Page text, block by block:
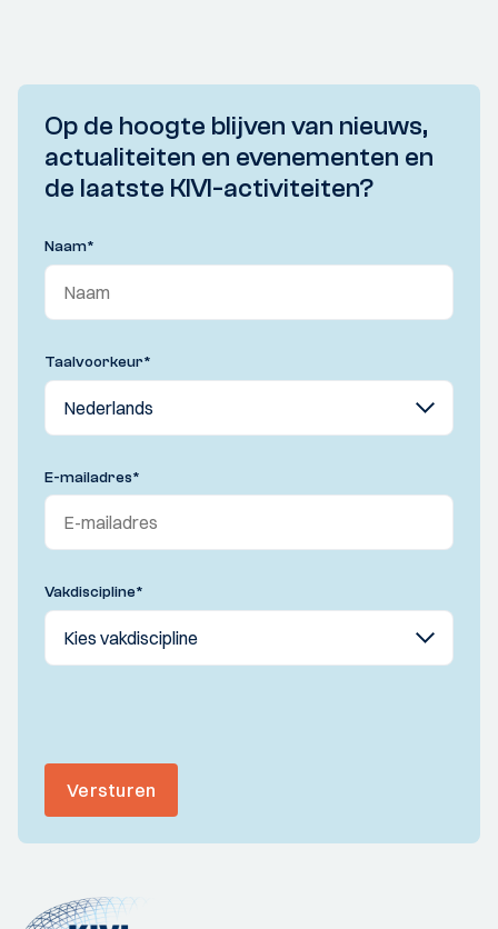
Op de hoogte blijven van nieuws,
actualiteiten en evenementen en
de laatste KIVI-activiteiten?
Naam*
Taalvoorkeur*
E-mailadres*
Vakdiscipline*
Versturen